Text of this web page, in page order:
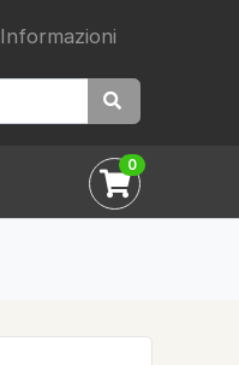
Informazioni
0